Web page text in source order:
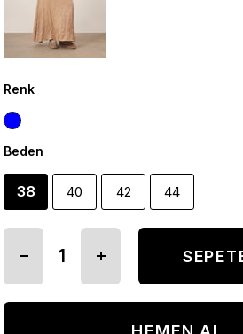
Renk
Beden
38 40 42 44